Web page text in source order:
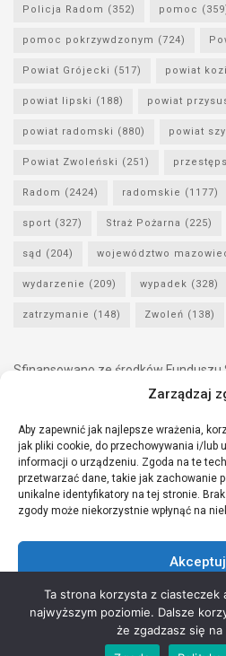
Zarządzaj
Aby zapewnić jak najlepsze wrażenia,
jak pliki cookie, do przechowywania i/lub
informacji o urządzeniu. Zgoda na te
przetwarzać dane, takie jak zachowanie
unikalne identyfikatory na tej stronie.
zgody może niekorzystnie wpłynąć na
Odmów
Zobacz
Policja Radom (352) pomoc
pomoc pokrzywdzonym (724)
Powiat Grójecki (517) powiat
powiat lipski (188) powiat
powiat radomski (880) powiat
Powiat Zwoleński (251)
Radom (2424) radomskie (1177)
sport (327) Straż Pożarna (225)
sąd (204) województwo
wydarzenie (209) wypadek (328)
zatrzymanie (148) Zwoleń (138)
Sfinansowano ze środków
dysponentem jest Minister
Copyright © 2021 Stowarzyszenie
Ta strona korzysta z ciasteczek
najwyższym poziomie. Dalsze
że zgadzasz się